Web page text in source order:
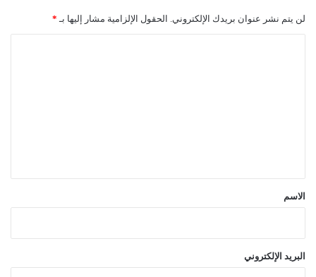
لن يتم نشر عنوان بريدك الإلكتروني. الحقول الإلزامية مشار إليها بـ *
*
الاسم
البريد الإلكتروني